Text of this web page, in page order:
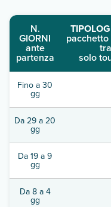
N.
GIORNI
ante
partenza solo
Fino a 30
gg
Da 29 a 20
gg
Da 19 a 9
gg
Da 8 a 4
gg